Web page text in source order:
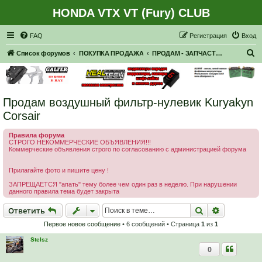
HONDA VTX VT (Fury) CLUB
FAQ Вход
Регистрация
Список форумов ПОКУПКА ПРОДАЖА ПРОДАМ - ЗАПЧАСТИ, НАВЕСНОЕ
Продам воздушный фильтр-нулевик Kuryakyn
Corsair
Правила форума
СТРОГО НЕКОММЕРЧЕСКИЕ ОБЪЯВЛЕНИЯ!!!
Коммерческие объявления строго по согласованию с администрацией форума
Прилагайте фото и пишите цену !
ЗАПРЕЩАЕТСЯ "апать" тему более чем один раз в неделю. При нарушении
данного правила тема будет закрыта
Ответить
Ответить Поиск
Первое новое сообщение • 6 сообщений • Страница 1 из 1
Stelsz
0